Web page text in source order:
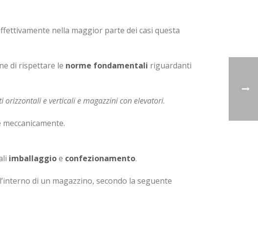
nella maggior parte dei casi questa
di rispettare le norme fondamentali riguardanti
orizzontali e verticali e magazzini con elevatori.
imballaggioe confezionamento.
di un magazzino, secondo la seguente